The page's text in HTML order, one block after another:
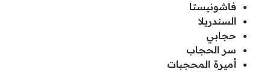
فاشونيستا
السندريلا
حجابي
سر الحجاب
أميرة المحجبات